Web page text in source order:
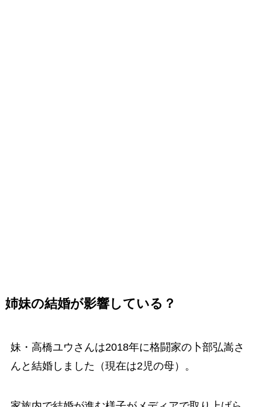
姉妹の結婚が影響している？
妹・高橋ユウさんは2018年に格闘家の卜部弘嵩さ
んと結婚しました（現在は2児の母）。